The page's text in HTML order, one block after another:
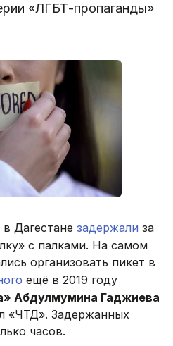
«ЛГБТ-пропаганды»
Дагестане задержали за
с палками. На самом
организовать пикет в
ещё в 2019 году
Абдулмумина Гаджиева
«ЧТД». Задержанных
часов.